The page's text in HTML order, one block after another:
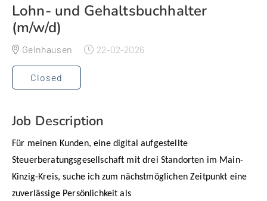
Lohn- und Gehaltsbuchhalter
(m/w/d)
Gelnhausen 22-02-2026
Closed
Job Description
Für meinen Kunden, eine digital aufgestellte
Steuerberatungsgesellschaft mit drei Standorten im Main-
Kinzig-Kreis, suche ich zum nächstmöglichen Zeitpunkt eine
zuverlässige Persönlichkeit als